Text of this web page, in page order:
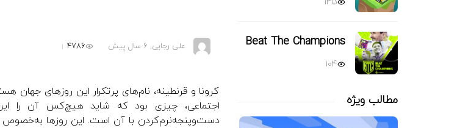
Beat The Champions
104
مطالب ویژه
علی رجایی, 6 سال پیش 4786
کرونا و قرنطینه، نام‌های پرتکرار این روزهای
اجتماعی، چیزی بود که شاید هیچ‌کس آن را
دست‌و‌پنجه‌‌نرم‌کردن با آن است. این روزها به‌خصوص